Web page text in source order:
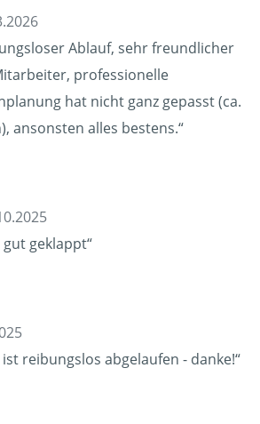
Ablauf, sehr freundlicher
professionelle
hat nicht ganz gepasst (ca.
ansonsten alles bestens.“
gut geklappt“
ist reibungslos abgelaufen - danke!“